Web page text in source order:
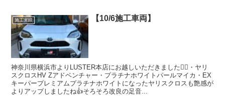
施工実績 【10/6施工車両】
神奈川県横浜市よりLUSTER本店にお越しいただきました🙇‍♂️・ヤリ
スクロスHV Zアドベンチャー・プラチナホワイトパールマイカ・EX
キーパープレミアムプラチナホワイトになったヤリスクロスも艶感が
よりアップしましたね👍そろそろ改良の足音...